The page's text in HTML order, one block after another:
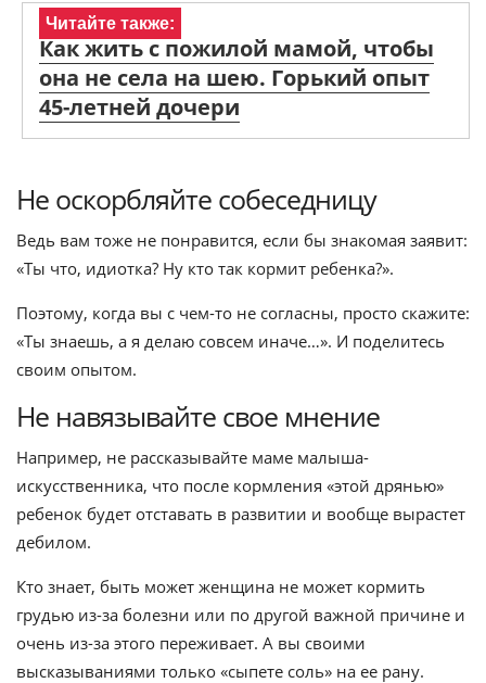
Читайте также:
Как жить с пожилой мамой, чтобы
она не села на шею. Горький опыт
45-летней дочери
Не оскорбляйте собеседницу
Ведь вам тоже не понравится, если бы знакомая заявит:
«Ты что, идиотка? Ну кто так кормит ребенка?».
Поэтому, когда вы с чем-то не согласны, просто скажите:
«Ты знаешь, а я делаю совсем иначе…». И поделитесь
своим опытом.
Не навязывайте свое мнение
Например, не рассказывайте маме малыша-
искусственника, что после кормления «этой дрянью»
ребенок будет отставать в развитии и вообще вырастет
дебилом.
Кто знает, быть может женщина не может кормить
грудью из-за болезни или по другой важной причине и
очень из-за этого переживает. А вы своими
высказываниями только «сыпете соль» на ее рану.